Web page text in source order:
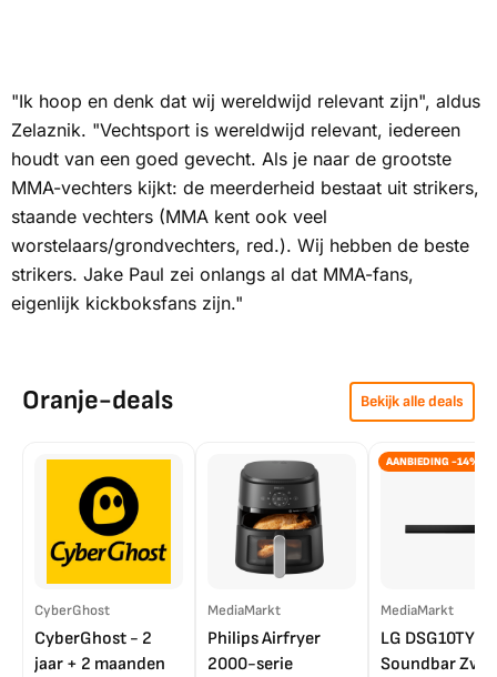
"Ik hoop en denk dat wij wereldwijd relevant zijn", aldus
Zelaznik. "Vechtsport is wereldwijd relevant, iedereen
houdt van een goed gevecht. Als je naar de grootste
MMA-vechters kijkt: de meerderheid bestaat uit strikers,
staande vechters (MMA kent ook veel
worstelaars/grondvechters, red.). Wij hebben de beste
strikers. Jake Paul zei onlangs al dat MMA-fans,
eigenlijk kickboksfans zijn."
Oranje-deals Bekijk alle deals
CyberGhost
CyberGhost - 2
jaar + 2 maanden
MediaMarkt
Philips Airfryer
2000-serie
AANBIEDING -14%
MediaMarkt
LG DSG10TY
Soundbar